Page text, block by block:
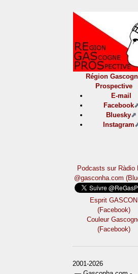
Région
Prospective
E-mail
Facebook
Bluesky
Instagram
Podcasts sur Ràdio
@gasconha.com
Esprit GASCON
(Facebook)
Couleur
(Facebook)
2001-2026